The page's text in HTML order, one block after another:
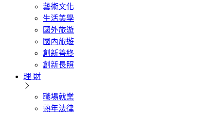
藝術文化
生活美學
國外旅遊
國內旅遊
創新善終
創新長照
理 財
職場就業
熟年法律